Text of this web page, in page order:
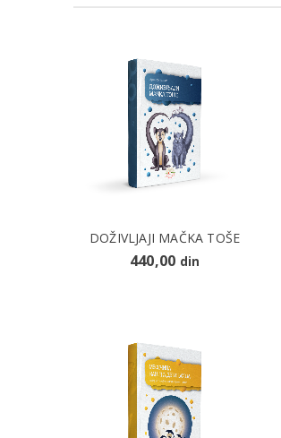
DOŽIVLJAJI MAČKA TOŠE
440,00 din